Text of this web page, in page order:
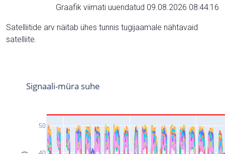
Graafik viimati uuendatud 09.08.2026 08:44:16
Satelliitide arv näitab ühes tunnis tugijaamale nähtavaid
satelliite.
50
Signaali-müra suhe